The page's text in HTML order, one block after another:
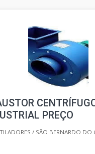
PREÇO
/ SÃO BERNARDO DO